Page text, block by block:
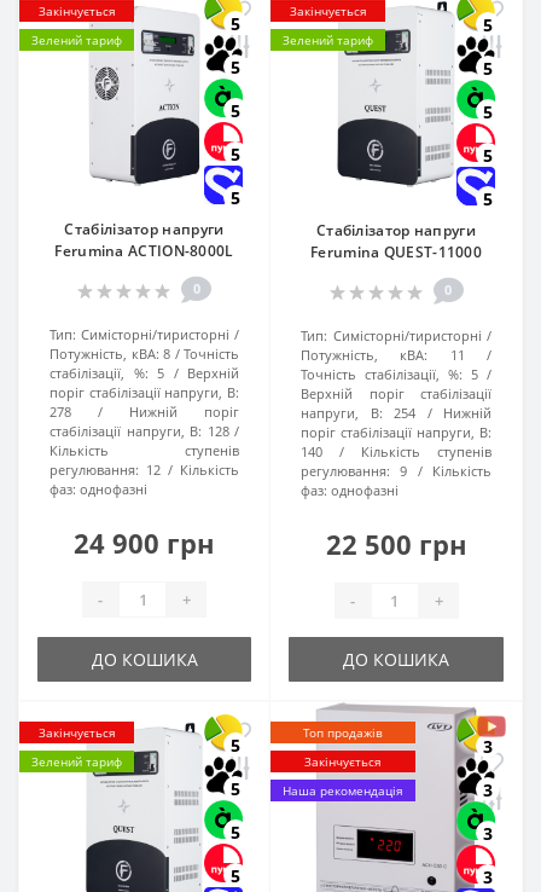
Закінчується
Зелений тариф
5
5
5
5
5
Стабілізатор напруги
Ferumina ACTION-8000L
0
Тип: Симісторні/тиристорні
Потужність, кВА: 8
Точність
стабілізації, %: 5
Верхній
поріг стабілізації напруги, В:
278
Нижній поріг
стабілізації напруги, В: 128
Кількість ступенів
регулювання: 12
Кількість
фаз: однофазні
24 900 грн
- +
ДО КОШИКА
Закінчується
Зелений тариф
5
5
5
5
5
Стабілізатор напруги
Ferumina QUEST-11000
0
Тип: Симісторні/тиристорні
Потужність, кВА:
11
Точність стабілізації, %: 5
Верхній поріг стабілізації
напруги, В:
254
Нижній
поріг стабілізації напруги, В:
140
Кількість ступенів
регулювання:
9
Кількість
фаз: однофазні
22 500 грн
- +
ДО КОШИКА
Закінчується
Зелений тариф
5
5
5
5
Топ продажів
Закінчується
Наша рекомендація
3
3
3
3